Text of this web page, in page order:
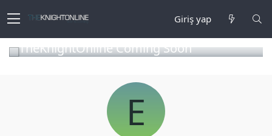
Giriş yap
TheKnightOnline Coming Soon
E